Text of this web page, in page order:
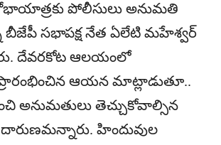
పోలీసులు అనుమతి
బీజేపీ సభాపక్ష నేత ఏలేటి మహేశ్వర్
దేవరకోట ఆలయంలో
ఆయన మాట్లాడుతూ..
అనుమతులు తెచ్చుకోవాల్సిన
దారుణమన్నారు. హిందువుల